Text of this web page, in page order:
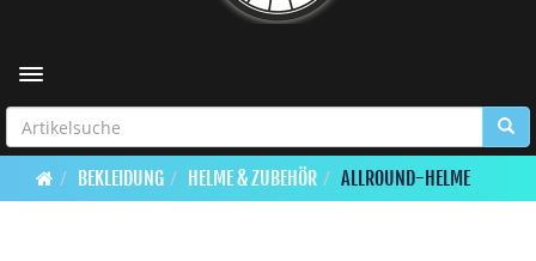
Toggle navigation
BEKLEIDUNG HELME & ZUBEHÖR ALLROUND-HELME